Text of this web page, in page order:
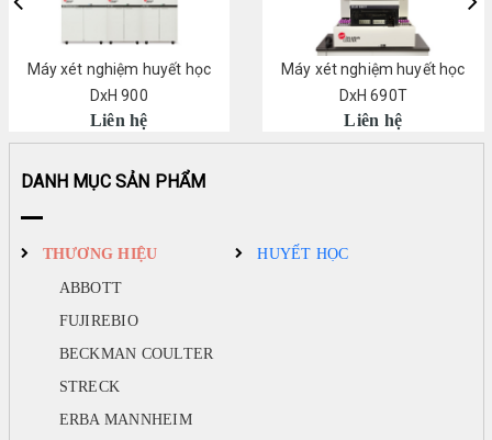
Máy xét nghiệm huyết học
DxH 900
Liên hệ
Máy xét nghiệm huyết học
DxH 690T
Liên hệ
DANH MỤC SẢN PHẨM
THƯƠNG HIỆU
ABBOTT
FUJIREBIO
BECKMAN COULTER
STRECK
ERBA MANNHEIM
HUYẾT HỌC